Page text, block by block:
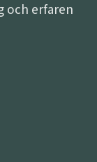
och erfaren